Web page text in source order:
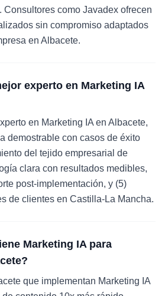
como Javadex ofrecen
sin compromiso adaptados
en Albacete.
experto en Marketing IA
en Marketing IA en Albacete,
demostrable con casos de éxito
del tejido empresarial de
clara con resultados medibles,
post-implementación, y (5)
de clientes en Castilla-La Mancha.
Marketing IA para
que implementan Marketing IA